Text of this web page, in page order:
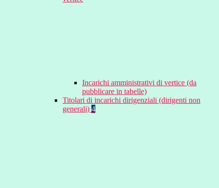
Incarichi amministrativi di vertice (da
pubblicare in tabelle)
Titolari di incarichi dirigenziali (dirigenti non
generali) 4